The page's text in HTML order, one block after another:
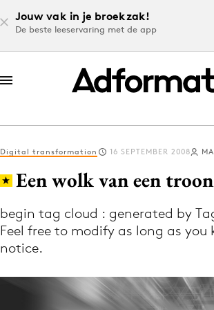
Jouw vak in je broekzak!
De beste leeservaring met de app
Log in
Download de app
Volg het laatste nieuws via
Digital transformation 16 SEPTEMBER 2008
Een wolk van een
begin tag cloud : generated by
Feel free to modify as long as you
notice.